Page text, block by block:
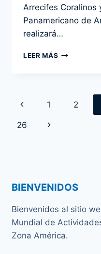
Arrecifes Coralinos
Panamericano de
realizará…
LEER MÁS TALLER
Navegación
de
Página
anterior
1 2
26
Siguiente
BIENVENIDOS
Bienvenidos al sitio
Mundial de
Zona América.